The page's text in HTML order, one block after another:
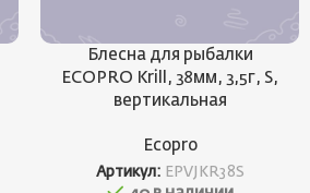
Блесна для рыбалки
ECOPRO Krill, 38мм, 3,5г, S,
вертикальная
Ecopro
Артикул: EPVJKR38S